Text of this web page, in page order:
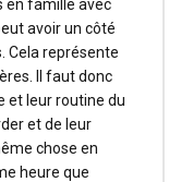
en famille avec
avoir un côté
Cela représente
Il faut donc
et leur routine du
et de leur
chose en
heure que